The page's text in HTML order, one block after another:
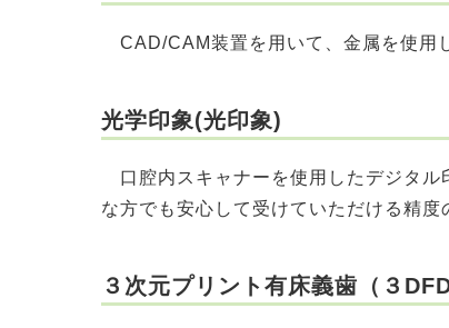
CAD/CAM装置を用いて、金属を使用
光学印象(光印象)
口腔内スキャナーを使用したデジタル
な方でも安心して受けていただける精度
３次元プリント有床義歯（３DFD